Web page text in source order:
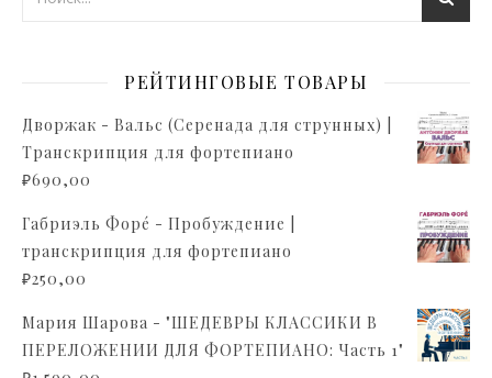
РЕЙТИНГОВЫЕ ТОВАРЫ
Дворжак - Вальс (Серенада для струнных) |
Транскрипция для фортепиано
₽690,00
Габриэль Форé - Пробуждение |
транскрипция для фортепиано
₽250,00
Мария Шарова - "ШЕДЕВРЫ КЛАССИКИ В
ПЕРЕЛОЖЕНИИ ДЛЯ ФОРТЕПИАНО: Часть 1"